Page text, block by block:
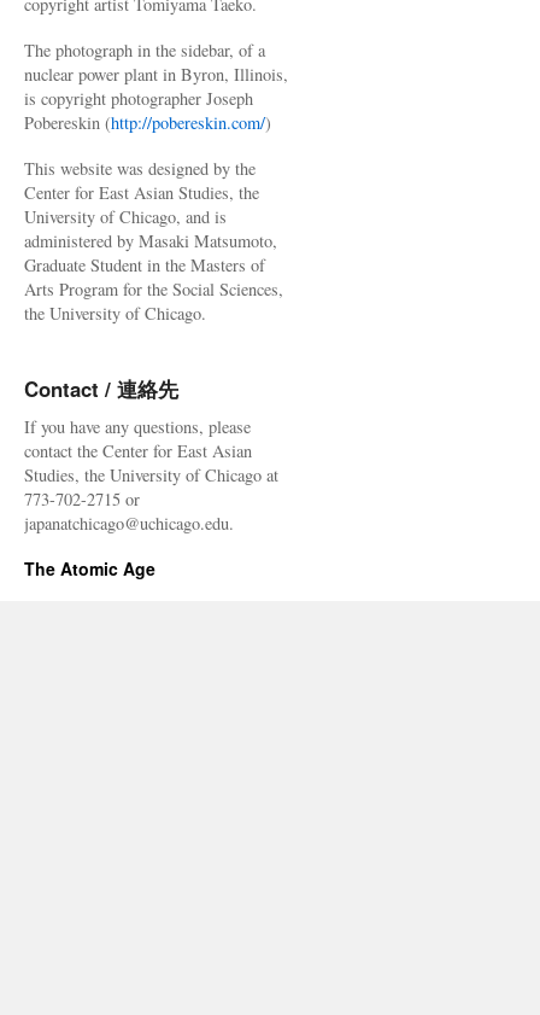
The photograph in the sidebar, of a
nuclear power plant in Byron, Illinois,
is copyright photographer Joseph
Pobereskin (http://pobereskin.com/)
This website was designed by the
Center for East Asian Studies, the
University of Chicago, and is
administered by Masaki Matsumoto,
Graduate Student in the Masters of
Arts Program for the Social Sciences,
the University of Chicago.
Contact / 連絡先
If you have any questions, please
contact the Center for East Asian
Studies, the University of Chicago at
773-702-2715 or
japanatchicago@uchicago.edu.
The Atomic Age